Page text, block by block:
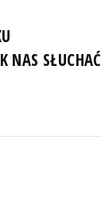
NAS SŁUCHAĆ